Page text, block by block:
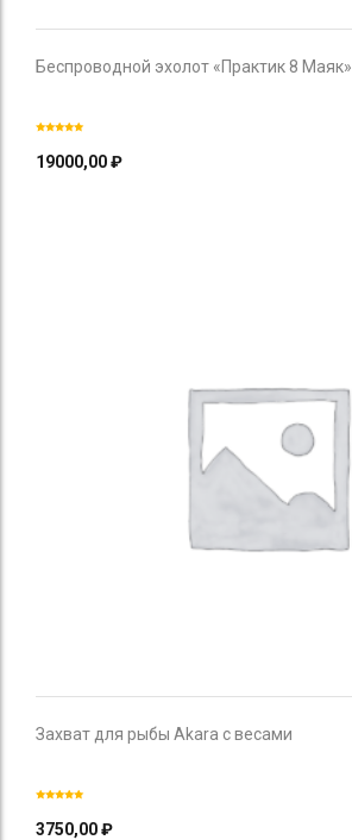
Беспроводной эхолот «Практик 8 Маяк»
19000,00₽
Захват для рыбы Akara с весами
3750,00₽